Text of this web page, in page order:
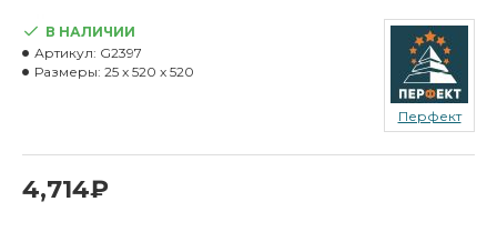
4,714₽
В НАЛИЧИИ
Артикул: G2397
Размеры: 25 x 520 x 520
Перфект